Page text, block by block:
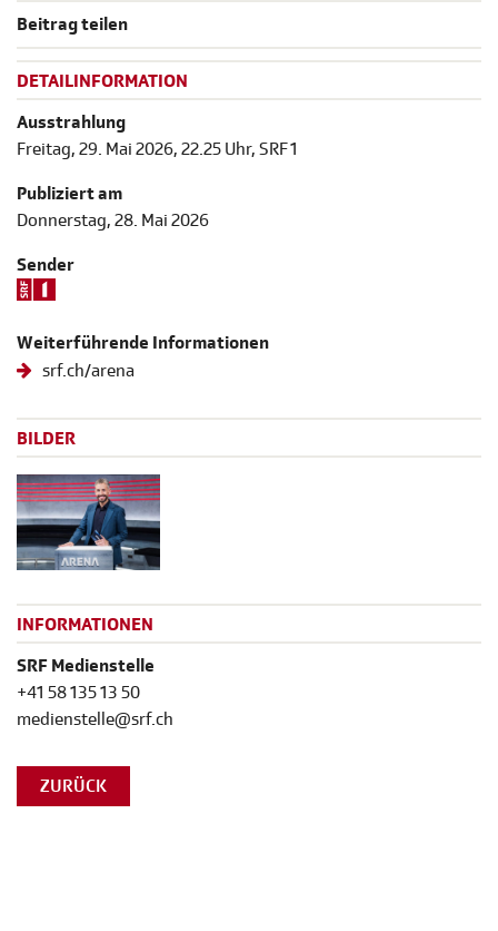
Beitrag teilen
DETAILINFORMATION
Ausstrahlung
Freitag, 29. Mai 2026, 22.25 Uhr, SRF 1
Publiziert am
Donnerstag, 28. Mai 2026
Sender
Weiterführende Informationen
srf.ch/arena
BILDER
INFORMATIONEN
SRF Medienstelle
+41 58 135 13 50
medienstelle@srf.ch
ZURÜCK